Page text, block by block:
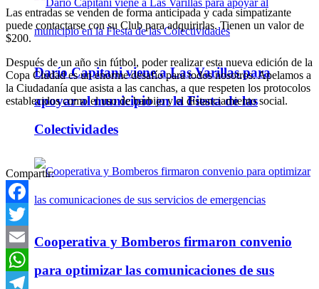
Darío Capitani viene a Las Varillas para
apoyar al municipio en la Fiesta de las
Colectividades
Cooperativa y Bomberos firmaron convenio
para optimizar las comunicaciones de sus
Las entradas se venden de forma anticipada y cada simpatizante
puede contactarse con su Club para adquirirlas. Tienen un valor de
$200.
Después de un año sin fútbol, poder realizar esta nueva edición de la
Copa Ciudad es un enorme desafío para todos nosotros. Apelamos a
la Ciudadanía que asista a las canchas, a que respeten los protocolos
establecidos como el uso de barbijo y el distanciamiento social.
Compartir:
Facebook
Twitter
Email
WhatsApp